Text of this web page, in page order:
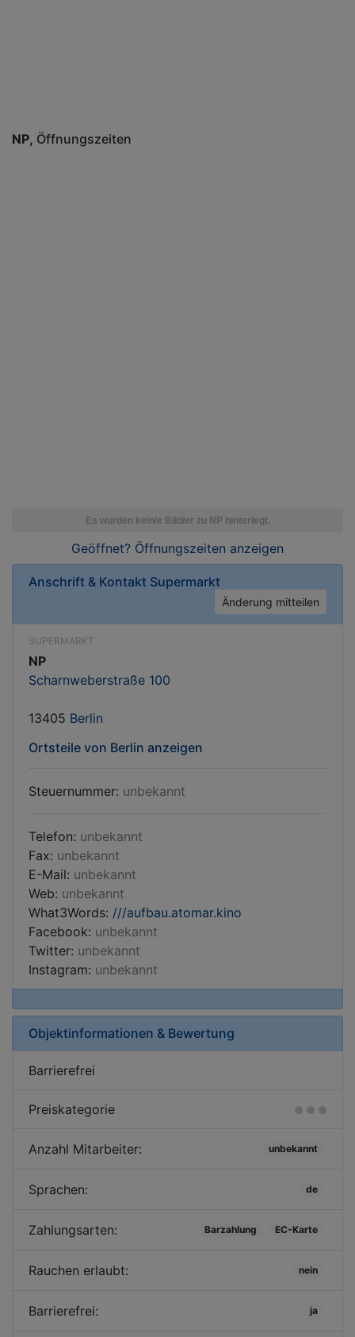
NP Öffnungszeiten
Geöffnet? Öffnungszeiten anzeigen
Anschrift & Kontakt Supermarkt
Änderung mitteilen
SUPERMARKT
NP
Scharnweberstraße 100
13405 Berlin
Ortsteile von Berlin anzeigen
Steuernummer: unbekannt
Telefon: unbekannt
Fax: unbekannt
E-Mail: unbekannt
Web: unbekannt
What3Words: ///aufbau.atomar.kino
Facebook: unbekannt
Twitter: unbekannt
Instagram: unbekannt
Objektinformationen & Bewertung
Barrierefrei
Preiskategorie
Anzahl Mitarbeiter: unbekannt
Sprachen: de
Zahlungsarten: Barzahlung EC-Karte
Rauchen erlaubt: nein
Barrierefrei: ja